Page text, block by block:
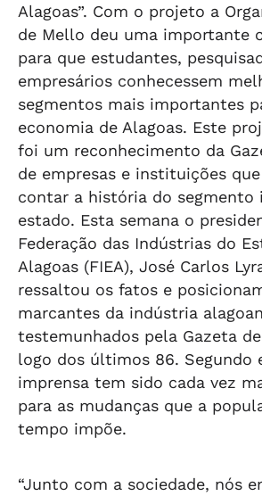
Alagoas”. Com o projeto a
de Mello deu uma importante
para que estudantes,
empresários conhecessem
segmentos mais importantes
economia de Alagoas. Este
foi um reconhecimento da
de empresas e instituições
contar a história do segmento
estado. Esta semana o
Federação das Indústrias do
Alagoas (FIEA), José Carlos
ressaltou os fatos e
marcantes da indústria
testemunhados pela Gazeta
logo dos últimos 86. Segundo
imprensa tem sido cada vez
para as mudanças que a
tempo impõe.
“Junto com a sociedade, nós